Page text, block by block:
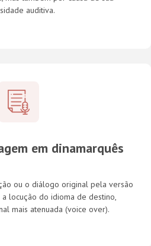
auditiva.
em dinamarquês
ou o diálogo original pela versão
locução do idioma de destino,
mais atenuada (voice over).